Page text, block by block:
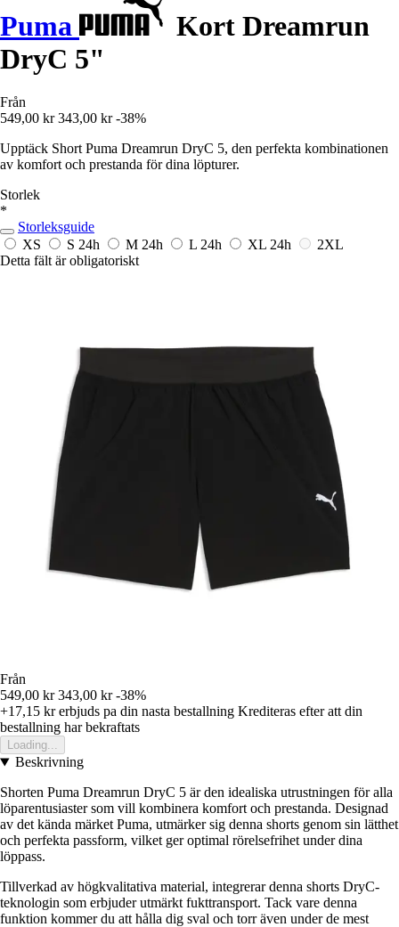
Puma
Kort Dreamrun
DryC 5"
Från
549,00 kr 343,00 kr -38%
Upptäck Short Puma Dreamrun DryC 5, den perfekta kombinationen
av komfort och prestanda för dina löpturer.
Storlek
*
Storleksguide
XS
S 24h M 24h L 24h XL 24h
2XL
Detta fält är obligatoriskt
Från
549,00 kr 343,00 kr -38%
+17,15 krerbjuds pa din nasta bestallning Krediteras efter att din
bestallning har bekraftats
Loading...
Beskrivning
Shorten Puma Dreamrun DryC 5 är den idealiska utrustningen för alla
löparentusiaster som vill kombinera komfort och prestanda. Designad
av det kända märket Puma, utmärker sig denna shorts genom sin lätthet
och perfekta passform, vilket ger optimal rörelsefrihet under dina
löppass.
Tillverkad av högkvalitativa material, integrerar denna shorts DryC-
teknologin som erbjuder utmärkt fukttransport. Tack vare denna
funktion kommer du att hålla dig sval och torr även under de mest